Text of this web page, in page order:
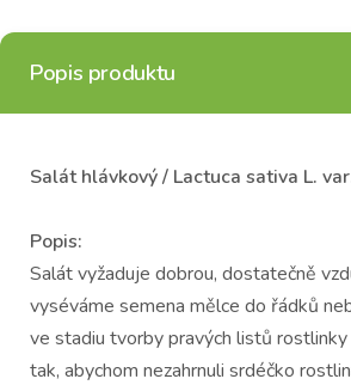
Popis produktu
Salát hlávkový / Lactuca sativa L.
Popis:
Salát vyžaduje dobrou, dostatečně
vyséváme semena mělce do řádků
ve stadiu tvorby pravých listů
tak, abychom nezahrnuli srdéčko